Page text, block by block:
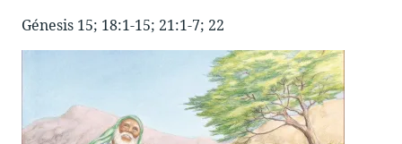
Génesis 15; 18:1-15; 21:1-7; 22